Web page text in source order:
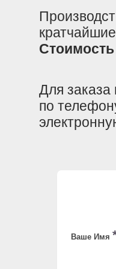
Для
по
Ваше Имя